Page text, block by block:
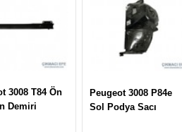
3008 T84 Ön
Demiri
Peugeot 3008 P84e
Sol Podya Sacı